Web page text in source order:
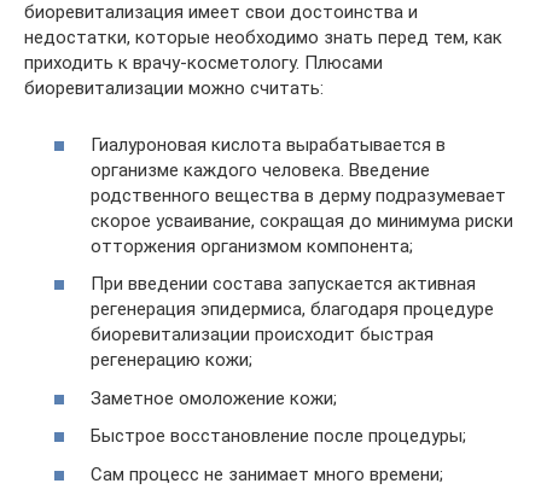
биоревитализация имеет свои достоинства и
недостатки, которые необходимо знать перед тем, как
приходить к врачу-косметологу. Плюсами
биоревитализации можно считать:
Гиалуроновая кислота вырабатывается в
организме каждого человека. Введение
родственного вещества в дерму подразумевает
скорое усваивание, сокращая до минимума риски
отторжения организмом компонента;
При введении состава запускается активная
регенерация эпидермиса, благодаря процедуре
биоревитализации происходит быстрая
регенерацию кожи;
Заметное омоложение кожи;
Быстрое восстановление после процедуры;
Сам процесс не занимает много времени;